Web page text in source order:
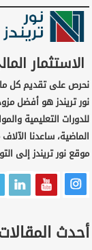
الاستثمار
نحرص على تقديم كل
نور تريندز هو أفضل
للدورات التعليمية
الماضية، ساعدنا
موقع نور تريندز إلى
أحدث